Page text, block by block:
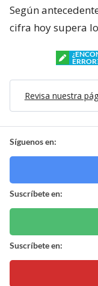
Según
cifra hoy supera
Revisa nuestra
Síguenos en:
Suscríbete en:
Suscríbete en: